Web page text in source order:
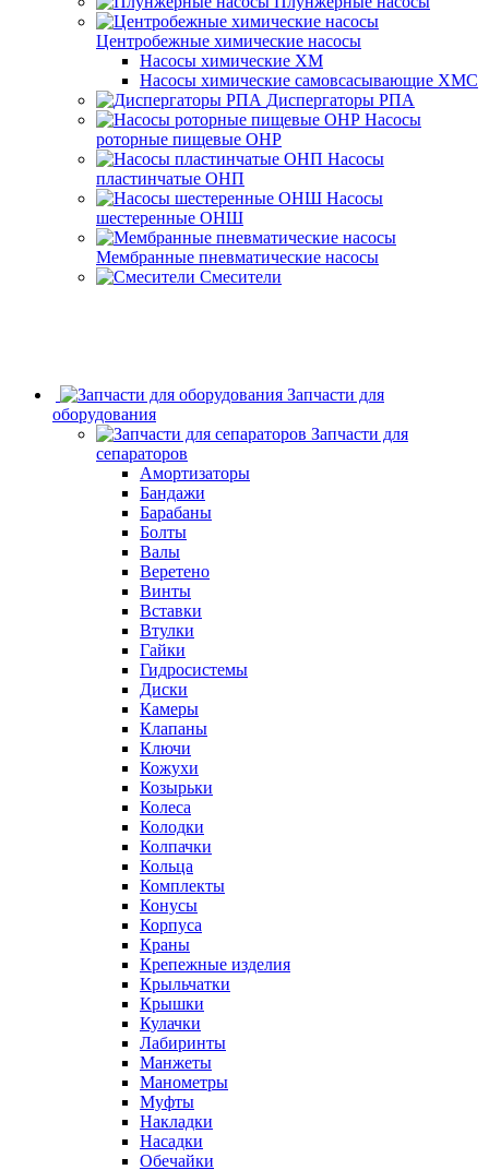
Центробежные химические насосы
Насосы химические ХМ
Насосы химические самовсасывающие ХМС
Диспергаторы РПА
Насосы
роторные пищевые ОНР
Насосы
пластинчатые ОНП
Насосы
шестеренные ОНШ
Мембранные пневматические насосы
Смесители
Запчасти для
оборудования
Запчасти для
сепараторов
Амортизаторы
Бандажи
Барабаны
Болты
Валы
Веретено
Винты
Вставки
Втулки
Гайки
Гидросистемы
Диски
Камеры
Клапаны
Ключи
Кожухи
Козырьки
Колеса
Колодки
Колпачки
Кольца
Комплекты
Конусы
Корпуса
Краны
Крепежные изделия
Крыльчатки
Крышки
Кулачки
Лабиринты
Манжеты
Манометры
Муфты
Накладки
Насадки
Обечайки